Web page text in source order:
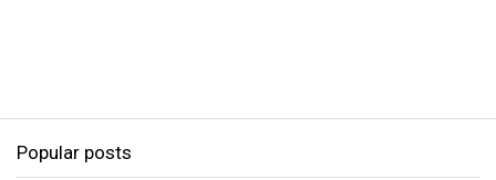
Popular posts